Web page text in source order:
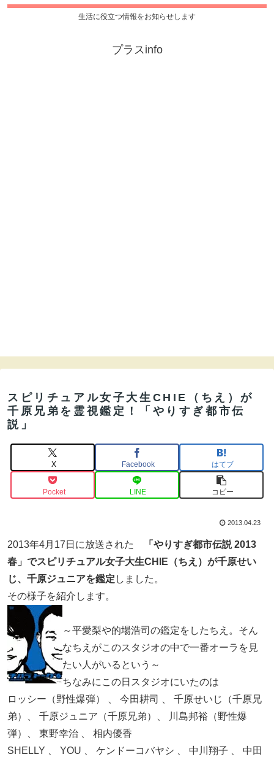
生活に役立つ情報をお知らせします
プラスinfo
スピリチュアル女子大生CHIE（ちえ）が
千原兄弟を霊視鑑定！「やりすぎ都市伝
説」
X Facebook はてブ
Pocket LINE コピー
2013.04.23
2013年4月17日に放送された
「やりすぎ都市伝説 2013
春」でスピリチュアル女子大生CHIE（ちえ）が千原せい
じ、千原ジュニアを鑑定 しました。
その様子を紹介します。
～平愛梨や的場浩司の鑑定をしたちえ。そん
なちえがこのスタジオの中で一番オーラを見
たい人がいるという～
ちなみにこの日スタジオにいたのは
ロッシー（野性爆弾） 、 今田耕司 、 千原せいじ（千原兄
弟）、 千原ジュニア（千原兄弟）、 川島邦裕（野性爆
弾）、 東野幸治 、 相内優香
SHELLY 、 YOU 、 ケンドーコバヤシ 、 中川翔子 、 中田